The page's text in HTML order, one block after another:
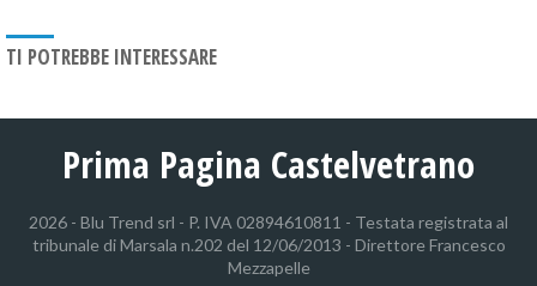
TI POTREBBE INTERESSARE
Prima Pagina Castelvetrano
2026 - Blu Trend srl - P. IVA 02894610811 - Testata registrata al
tribunale di Marsala n.202 del 12/06/2013 - Direttore Francesco
Mezzapelle